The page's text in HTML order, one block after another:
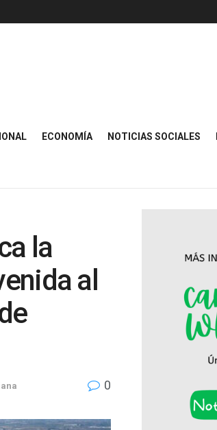
ECONOMÍA NOTICIAS SOCIALES
la
al
0